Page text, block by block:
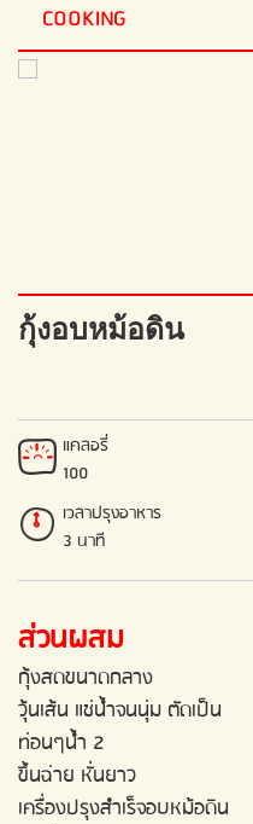
COOKING
กุ้งอบหม้อดิน
แคลอรี่
100
เวลาปรุงอาหาร
3 นาที
ส่วนผสม
กุ้งสดขนาดกลาง
วุ้นเส้น แช่น้ำจนนุ่ม ตัดเป็น
ท่อนๆน้ำ 2
ขึ้นฉ่าย หั่นยาว
เครื่องปรุงสำเร็จอบหม้อดิน
แผนผังเว็บไซต์